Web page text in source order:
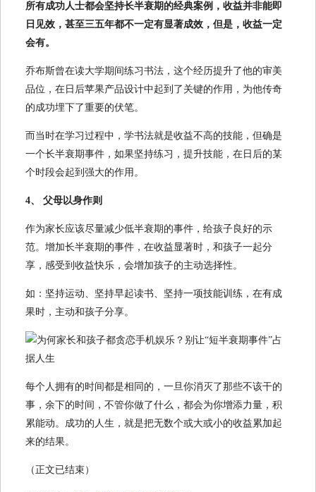
所有成功人士都会坚持长半衰期的经典案例，收益并非能即
日见效，甚至三五年都不一定有显著成效，但是，收益一定
会有。
乔布斯曾在读大学期间练习书法，这个经历提升了他的审美
品位，在日后苹果产品设计中起到了关键的作用，为他传奇
的成功埋下了重要的伏笔。
而当时在学习过程中，学书法就是收益不高的技能，但确是
一个长半衰期事件，如果坚持练习，提升技能，在日后的某
个时段会起到强大的作用。
4、 父母以身作则
作为家长应该尽量减少低半衰期的事件，给孩子良好的示
范。增加长半衰期的事件，在收益显著时，和孩子一起分
享，感受到收益快乐，会增加孩子的主动选择性。
如：坚持运动、坚持早起读书、坚持一项技能训练，在有成
果时，主动和孩子分享。
每个人拥有的时间都是相同的，一旦你消灭了那些不该干的
事，余下的时间，不管你做了什么，都会为你增添力量，积
累能动。成功的人生，就是把无数个或大或小的收益累加起
来的结果。
（正文已结束）